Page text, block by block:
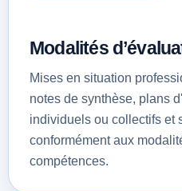
Modalités
Mises en situation
notes de synthèse, plans
individuels ou collectifs et
conformément aux
compétences.